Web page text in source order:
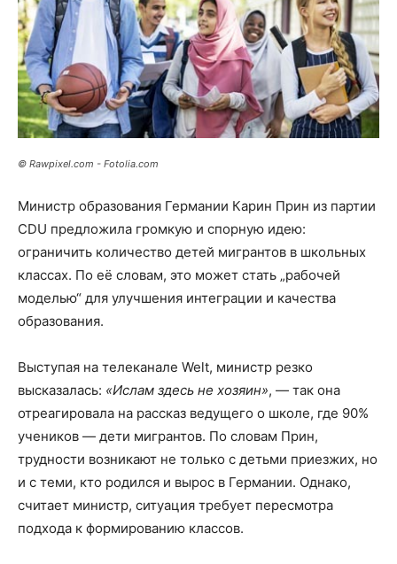
© Rawpixel.com - Fotolia.com
Министр образования Германии Карин Прин из партии
CDU предложила громкую и спорную идею:
ограничить количество детей мигрантов в школьных
классах. По её словам, это может стать „рабочей
моделью“ для улучшения интеграции и качества
образования.
Выступая на телеканале Welt, министр резко
высказалась: «Ислам здесь не хозяин», — так она
отреагировала на рассказ ведущего о школе, где 90%
учеников — дети мигрантов. По словам Прин,
трудности возникают не только с детьми приезжих, но
и с теми, кто родился и вырос в Германии. Однако,
считает министр, ситуация требует пересмотра
подхода к формированию классов.